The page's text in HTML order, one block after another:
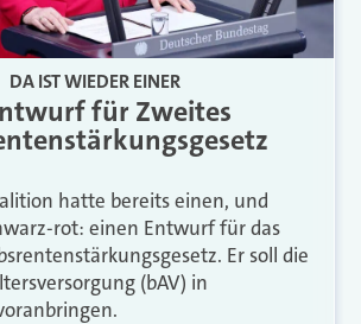
DA IST WIEDER EINER
für Zweites
hatte bereits einen, und
rot: einen Entwurf für das
Er soll die
(bAV) in